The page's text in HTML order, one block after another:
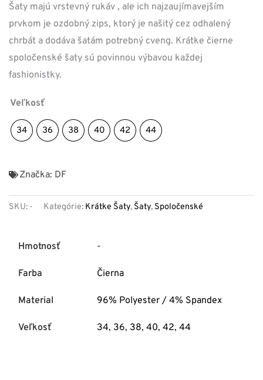
Šaty majú vrstevný rukáv , ale ich najzaujímavejším
prvkom je ozdobný zips, ktorý je našitý cez odhalený
chrbát a dodáva šatám potrebný cveng. Krátke čierne
spoločenské šaty sú povinnou výbavou každej
fashionistky.
Veľkosť
34 36 38 40 42 44
Značka: DF
SKU: - Kategórie: Krátke Šaty, Šaty, Spoločenské
Hmotnosť -
Farba Čierna
Material 96% Polyester / 4% Spandex
Veľkosť 34, 36, 38, 40, 42, 44